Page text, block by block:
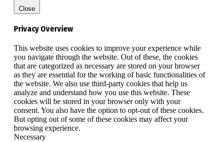
Close
Privacy Overview
This website uses cookies to improve your experience while
you navigate through the website. Out of these, the cookies
that are categorized as necessary are stored on your browser
as they are essential for the working of basic functionalities of
the website. We also use third-party cookies that help us
analyze and understand how you use this website. These
cookies will be stored in your browser only with your
consent. You also have the option to opt-out of these cookies.
But opting out of some of these cookies may affect your
browsing experience.
Necessary